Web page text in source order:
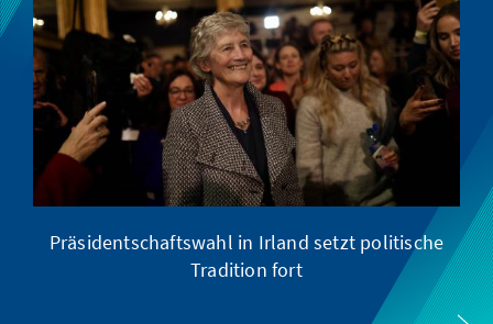
Präsidentschaftswahl in Irland setzt politische
Tradition fort